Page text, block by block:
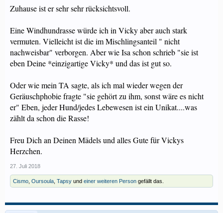
Zuhause ist er sehr sehr rücksichtsvoll.
Eine Windhundrasse würde ich in Vicky aber auch stark
vermuten. Vielleicht ist die im Mischlingsanteil " nicht
nachweisbar" verborgen. Aber wie Isa schon schrieb "sie ist
eben Deine *einzigartige Vicky* und das ist gut so.
Oder wie mein TA sagte, als ich mal wieder wegen der
Geräuschphobie fragte "sie gehört zu ihm, sonst wäre es nicht
er" Eben, jeder Hund/jedes Lebewesen ist ein Unikat....was
zählt da schon die Rasse!
Freu Dich an Deinen Mädels und alles Gute für Vickys
Herzchen.
27. Juli 2018
Cismo Oursoula Tapsy und einer weiteren Person gefällt das.